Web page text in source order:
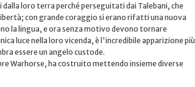
loro terra perché perseguitati dai Talebani, che
con grande coraggio si erano rifatti una nuova
la lingua, e ora senza motivo devono tornare
luce nella loro vicenda, è l'incredibile apparizione più
essere un angelo custode.
Warhorse, ha costruito mettendo insieme diverse